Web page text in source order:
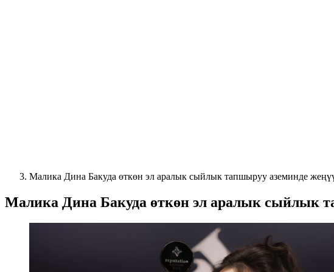
Малика Дина Бакуда өткөн эл аралык сыйлык тапшыруу аземинде
Малика Дина Бакуда өткөн эл аралык сыйлык